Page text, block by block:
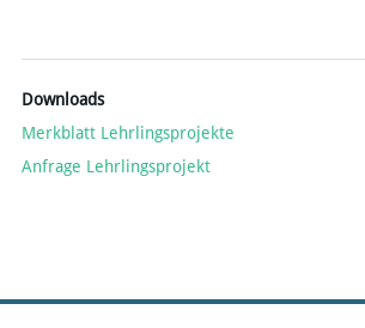
Downloads
Merkblatt Lehrlingsprojekte
Anfrage Lehrlingsprojekt